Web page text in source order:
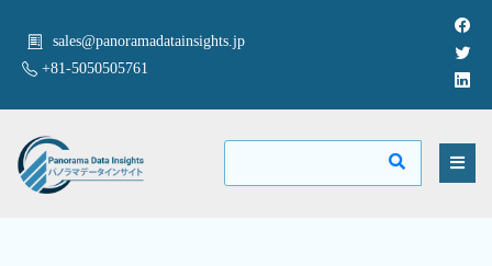
sales@panoramadatainsights.jp
+81-5050505761